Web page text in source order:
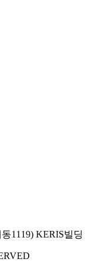
1119) KERIS빌딩